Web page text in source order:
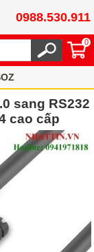
0988.530.911
0
sang RS232
cao cấp